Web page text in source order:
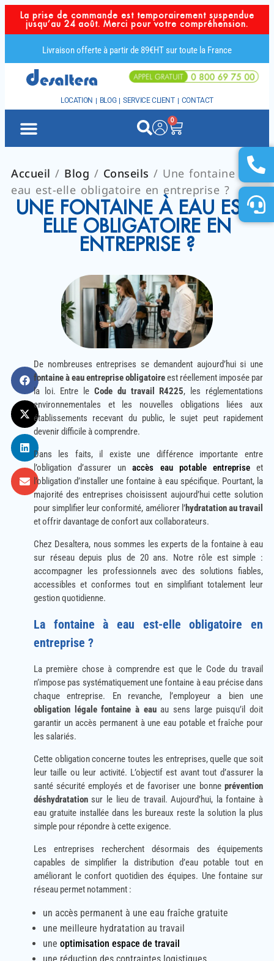
La prise de commande est temporairement suspendue
jusqu’au 24 août. Merci pour votre compréhension.
Livraison offerte à partir de 89€HT sur toute la France
LOCATION BLOG SERVICE CLIENT CONTACT
0
Accueil / Blog / Conseils / Une fontaine à
eau est-elle obligatoire en entreprise ?
UNE FONTAINE À EAU EST-
ELLE OBLIGATOIRE EN
ENTREPRISE ?
De nombreuses entreprises se demandent aujourd’hui si une
fontaine à eau entreprise obligatoireest réellement imposée par
la loi. Entre leCode du travail R4225, les réglementations
environnementales et les nouvelles obligations liées aux
établissements recevant du public, le sujet peut rapidement
devenir difficile à comprendre.
Dans les faits, il existe une différence importante entre
l’obligation d’assurer unaccès eau potable entrepriseet
l’obligation d’installer une fontaine à eau spécifique. Pourtant, la
majorité des entreprises choisissent aujourd’hui cette solution
pour simplifier leur conformité, améliorer l’hydratation au travail
et offrir davantage de confort aux collaborateurs.
Chez Desaltera, nous sommes les experts de la fontaine à eau
sur réseau depuis plus de 20 ans. Notre rôle est simple :
accompagner les professionnels avec des solutions fiables,
accessibles et conformes tout en simplifiant totalement leur
gestion quotidienne.
La fontaine à eau est-elle obligatoire en
entreprise ?
La première chose à comprendre est que le Code du travail
n’impose pas systématiquement une fontaine à eau précise dans
chaque entreprise. En revanche, l’employeur a bien une
obligation légale fontaine à eauau sens large puisqu’il doit
garantir un accès permanent à une eau potable et fraîche pour
les salariés.
Cette obligation concerne toutes les entreprises, quelle que soit
leur taille ou leur activité. L’objectif est avant tout d’assurer la
santé sécurité employés et de favoriser une bonne prévention
déshydratationsur le lieu de travail. Aujourd’hui, la fontaine à
eau gratuite installée dans les bureaux reste la solution la plus
simple pour répondre à cette exigence.
Les entreprises recherchent désormais des équipements
capables de simplifier la distribution d’eau potable tout en
améliorant le confort quotidien des équipes. Une fontaine sur
réseau permet notamment :
un accès permanent à une eau fraîche gratuite
une meilleure hydratation au travail
une optimisation espace de travail
une réduction des contraintes logistiques